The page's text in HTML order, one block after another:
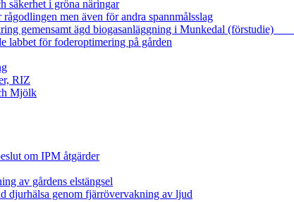
säkerhet i gröna näringar
men även för andra spannmålsslag
gemensamt ägd biogasanläggning i Munkedal (förstudie)
labbet för foderoptimering på gården
RIZ
Mjölk
om IPM åtgärder
av gårdens elstängsel
djurhälsa genom fjärrövervakning av ljud